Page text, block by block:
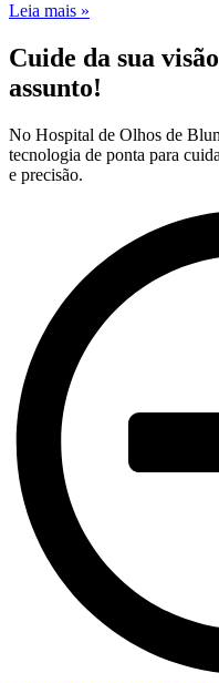
Leia mais »
Cuide da sua
assunto!
No Hospital de Olhos de
tecnologia de ponta para
e precisão.